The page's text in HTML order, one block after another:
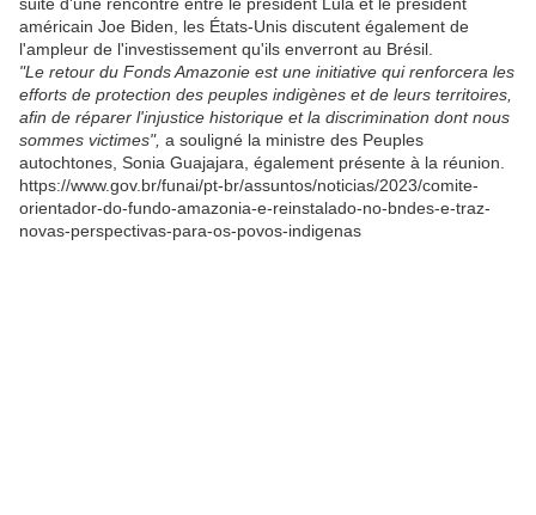
américain Joe Biden, les États-Unis discutent également de
l'ampleur de l'investissement qu'ils enverront au Brésil.
"Le retour du Fonds Amazonie est une initiative qui renforcera les
efforts de protection des peuples indigènes et de leurs territoires,
afin de réparer l'injustice historique et la discrimination dont nous
sommes victimes", a souligné la ministre des Peuples
autochtones, Sonia Guajajara, également présente à la réunion.
https://www.gov.br/funai/pt-br/assuntos/noticias/2023/comite-
orientador-do-fundo-amazonia-e-reinstalado-no-bndes-e-traz-
novas-perspectivas-para-os-povos-indigenas